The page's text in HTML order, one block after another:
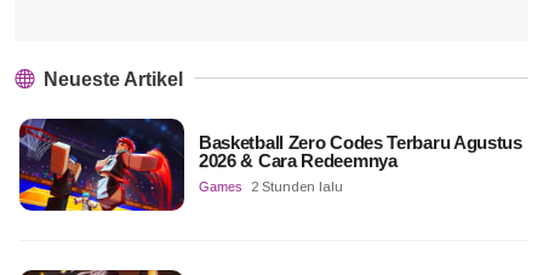
Neueste Artikel
Basketball Zero Codes Terbaru Agustus
2026 & Cara Redeemnya
Games 2 Stunden lalu